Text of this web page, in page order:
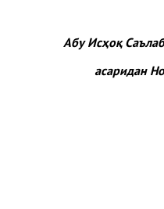
Абу Исҳоқ
асаридан